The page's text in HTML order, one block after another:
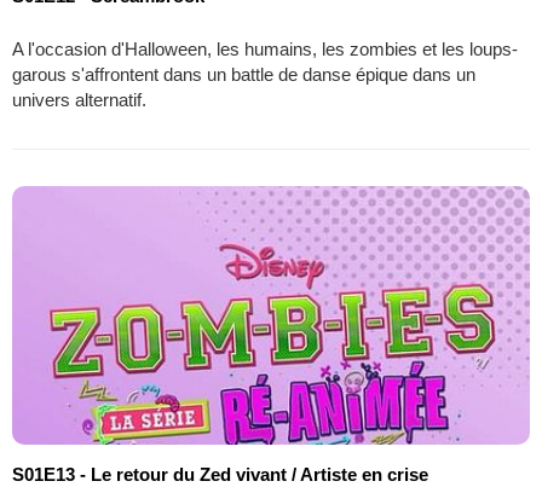
A l'occasion d'Halloween, les humains, les zombies et les loups-
garous s'affrontent dans un battle de danse épique dans un
univers alternatif.
S01E13 - Le retour du Zed vivant / Artiste en crise